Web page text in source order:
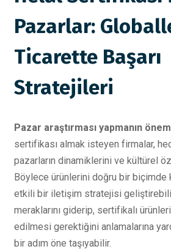
Pazarlar:
Ticarette Başarı
Stratejileri
Pazar araştırması yapmanın
sertifikası almak isteyen firmalar,
pazarların dinamiklerini ve kültürel
Böylece ürünlerini doğru bir biçimde
etkili bir iletişim stratejisi
meraklarını giderip, sertifikalı
edilmesi gerektiğini anlamalarına
bir adım öne taşıyabilir.